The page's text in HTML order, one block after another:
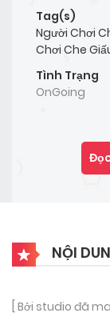
Tag(s)
Người Chơi
Chơi Che
Tình Trạng
OnGoing
NỘI
[ Bởi studio đã